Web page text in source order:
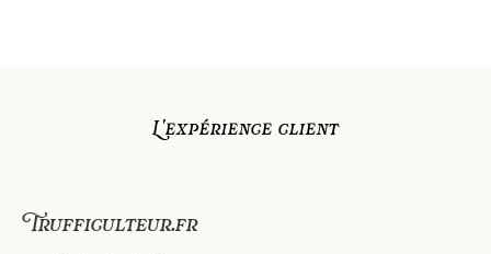
L'expérience client
Trufficulteur.fr